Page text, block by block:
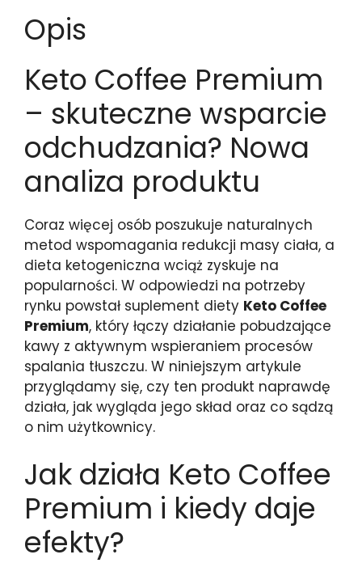
Opis
Keto Coffee Premium
– skuteczne wsparcie
odchudzania? Nowa
analiza produktu
Coraz więcej osób poszukuje naturalnych
metod wspomagania redukcji masy ciała, a
dieta ketogeniczna wciąż zyskuje na
popularności. W odpowiedzi na potrzeby
rynku powstał suplement diety Keto Coffee
Premium, który łączy działanie pobudzające
kawy z aktywnym wspieraniem procesów
spalania tłuszczu. W niniejszym artykule
przyglądamy się, czy ten produkt naprawdę
działa, jak wygląda jego skład oraz co sądzą
o nim użytkownicy.
Jak działa Keto Coffee
Premium i kiedy daje
efekty?